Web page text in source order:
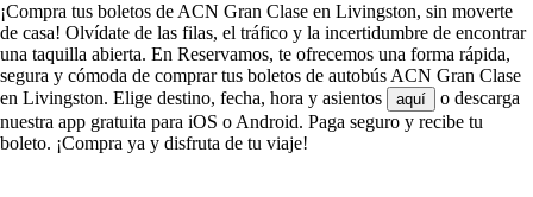
¡Compra tus boletos de ACN Gran Clase en Livingston, sin moverte
de casa! Olvídate de las filas, el tráfico y la incertidumbre de encontrar
una taquilla abierta. En Reservamos, te ofrecemos una forma rápida,
segura y cómoda de comprar tus boletos de autobús ACN Gran Clase
en Livingston. Elige destino, fecha, hora y asientos
aquí
o descarga
nuestra app gratuita para iOS o Android. Paga seguro y recibe tu
boleto. ¡Compra ya y disfruta de tu viaje!